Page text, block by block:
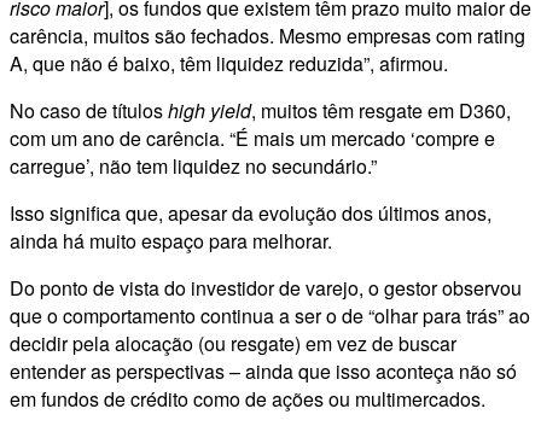
risco maior], os fundos que existem têm prazo muito maior de
carência, muitos são fechados. Mesmo empresas com rating
A, que não é baixo, têm liquidez reduzida”, afirmou.
No caso de títuloshigh yield, muitos têm resgate em D360,
com um ano de carência. “É mais um mercado ‘compre e
carregue’, não tem liquidez no secundário.”
Isso significa que, apesar da evolução dos últimos anos,
ainda há muito espaço para melhorar.
Do ponto de vista do investidor de varejo, o gestor observou
que o comportamento continua a ser o de “olhar para trás” ao
decidir pela alocação (ou resgate) em vez de buscar
entender as perspectivas – ainda que isso aconteça não só
em fundos de crédito como de ações ou multimercados.